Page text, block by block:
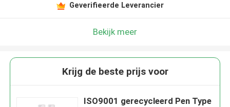
Geverifieerde Leverancier
Bekijk meer
Krijg de beste prijs voor
ISO9001 gerecycleerd Pen Type